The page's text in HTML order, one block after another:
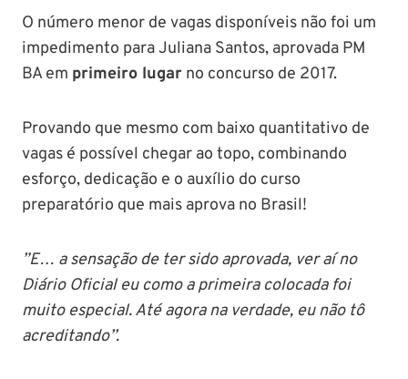
O número menor de vagas disponíveis não foi um
impedimento para Juliana Santos, aprovada PM
BA em primeiro lugar no concurso de 2017.
Provando que mesmo com baixo quantitativo de
vagas é possível chegar ao topo, combinando
esforço, dedicação e o auxílio do curso
preparatório que mais aprova no Brasil!
”E… a sensação de ter sido aprovada, ver aí no
Diário Oficial eu como a primeira colocada foi
muito especial. Até agora na verdade, eu não tô
acreditando’’.